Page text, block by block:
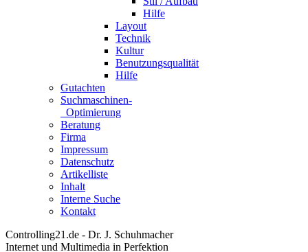
Hilfe
Layout
Technik
Kultur
Benutzungsqualität
Hilfe
Gutachten
Suchmaschinen-
Optimierung
Beratung
Firma
Impressum
Datenschutz
Artikelliste
Inhalt
Interne Suche
Kontakt
Controlling21.de - Dr. J. Schuhmacher
Internet und Multimedia in Perfektion